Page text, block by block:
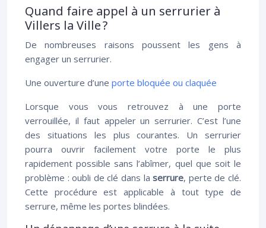
Quand faire appel à un serrurier à
Villers la Ville ?
De nombreuses raisons poussent les gens à
engager un serrurier.
Une ouverture d’une porte bloquée ou claquée
Lorsque vous vous retrouvez à une porte
verrouillée, il faut appeler un serrurier. C’est l’une
des situations les plus courantes. Un serrurier
pourra ouvrir facilement votre porte le plus
rapidement possible sans l’abîmer, quel que soit le
problème : oubli de clé dans laserrure, perte de clé.
Cette procédure est applicable à tout type de
serrure, même les portes blindées.